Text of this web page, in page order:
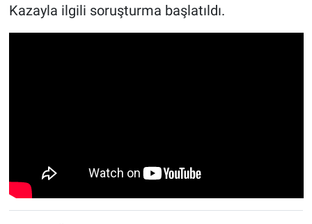
Kazayla ilgili soruşturma başlatıldı.